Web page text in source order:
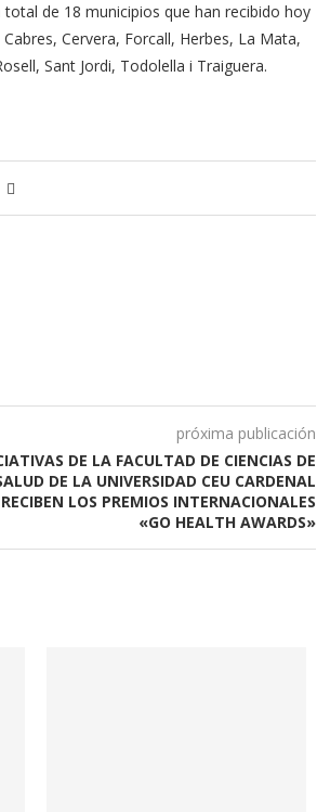
de 18 municipios que han recibido hoy
Cervera, Forcall, Herbes, La Mata,
Sant Jordi, Todolella i Traiguera.
próxima publicación
DE LA FACULTAD DE CIENCIAS DE
DE LA UNIVERSIDAD CEU CARDENAL
LOS PREMIOS INTERNACIONALES
«GO HEALTH AWARDS»